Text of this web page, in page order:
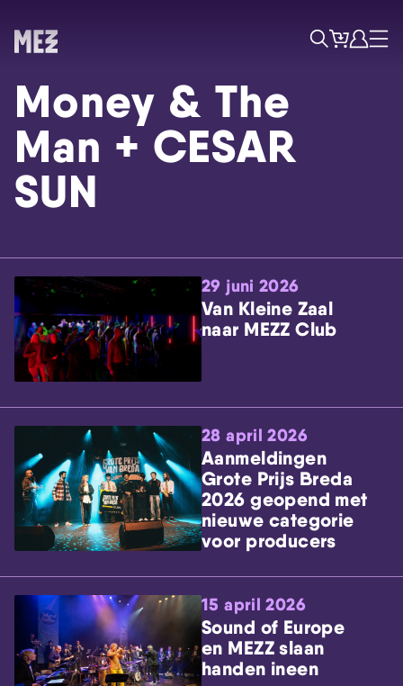
Skip navigatie
ZoekTicketsAccount
Menu
Money & The
Man + CESAR
SUN
29 juni 2026
Van Kleine Zaal
naar MEZZ Club
28 april 2026
Aanmeldingen
Grote Prijs Breda
2026 geopend met
nieuwe categorie
voor producers
15 april 2026
Sound of Europe
en MEZZ slaan
handen ineen